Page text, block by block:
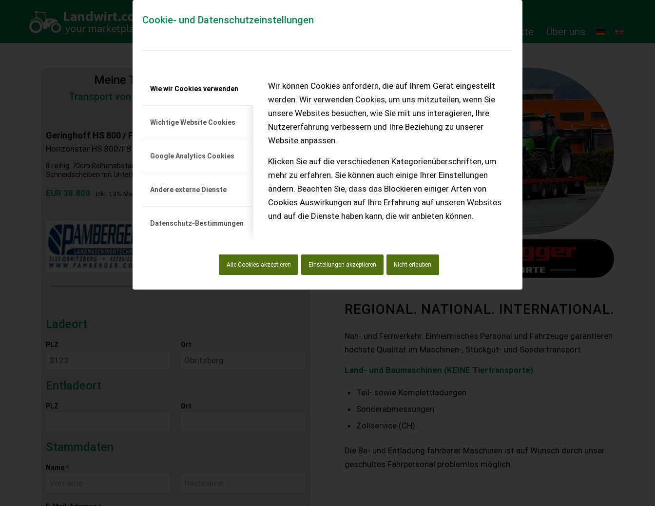
Cookie- und Datenschutzeinstellungen
Wie wir Cookies verwenden
Wichtige Website Cookies
Google Analytics Cookies
Andere externe Dienste
Datenschutz-Bestimmungen
Wir können Cookies anfordern, die auf Ihrem Gerät eingestellt
werden. Wir verwenden Cookies, um uns mitzuteilen, wenn Sie
unsere Websites besuchen, wie Sie mit uns interagieren, Ihre
Nutzererfahrung verbessern und Ihre Beziehung zu unserer
Website anpassen.
Klicken Sie auf die verschiedenen Kategorienüberschriften, um
mehr zu erfahren. Sie können auch einige Ihrer Einstellungen
ändern. Beachten Sie, dass das Blockieren einiger Arten von
Cookies Auswirkungen auf Ihre Erfahrung auf unseren Websites
und auf die Dienste haben kann, die wir anbieten können.
Alle Cookies akzeptieren Einstellungen akzeptieren Nicht erlauben
Online-Produkte Über uns
Meine Transportkostenanfrage
Transport von Land- und Baumaschinen – KEINE
Geringhoff HS 800 / FB
Horizonstar HS 800/FB
8-reihig, 70cm Reihenabstand, Autocontour Sensoren, hydraulisch klappbar,
Schneidscheiben mit Unterflurhäcksler, John Deere Adapter
EUR 38.800 inkl. 13% MwSt./Verm.
Ladeort
PLZ Ort
Entladeort
PLZ Ort
Stammdaten
Name *
REGIONAL. NATIONAL. INTERNATIONAL.
Nah- und Fernverkehr. Einheimisches Personal und Fahrzeuge garantieren
höchste Qualität im Maschinen-, Stückgut- und Sondertransport.
Land- und Baumaschinen (KEINE Tiertransporte)
Teil- sowie Komplettladungen
Sonderabmessungen
Zollservice (CH)
Die Be- und Entladung fahrbarer Maschinen ist auf Wunsch durch unser
geschultes Fahrpersonal problemlos möglich.